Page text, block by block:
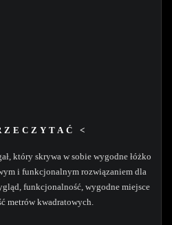
<
który skrywa w sobie wygodne łóżko
i funkcjonalnym rozwiązaniem dla
funkcjonalność, wygodne miejsce
metrów kwadratowych.